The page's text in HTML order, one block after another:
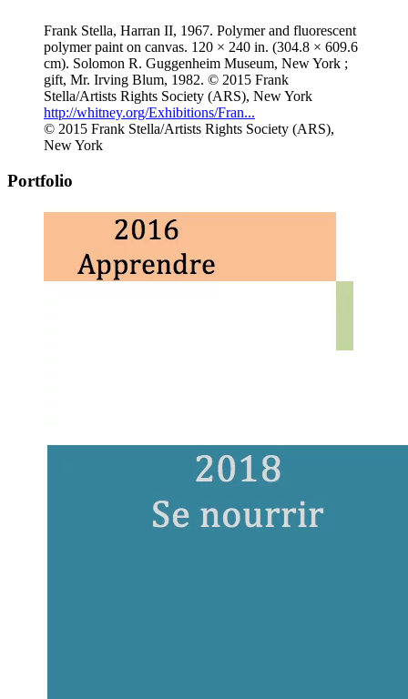
Frank Stella, Harran II, 1967. Polymer and fluorescent
polymer paint on canvas. 120 × 240 in. (304.8 × 609.6
cm). Solomon R. Guggenheim Museum, New York ;
gift, Mr. Irving Blum, 1982. © 2015 Frank
Stella/Artists Rights Society (ARS), New York
http://whitney.org/Exhibitions/Fran...
© 2015 Frank Stella/Artists Rights Society (ARS),
New York
Portfolio